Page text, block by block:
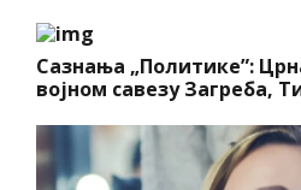
Сазнања „Политике”:
војном савезу Загреба,